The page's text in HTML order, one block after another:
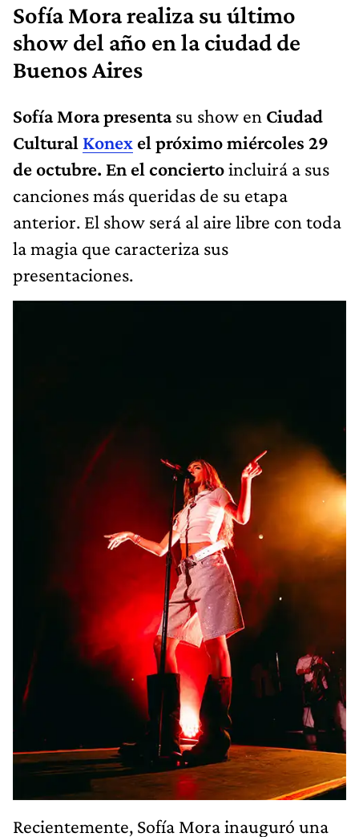
Sofía Mora realiza su último
show del año en la ciudad de
Buenos Aires
Sofía Mora presentasu show en Ciudad
Cultural Konex el próximo miércoles 29
de octubre. En el conciertoincluirá a sus
canciones más queridas de su etapa
anterior. El show será al aire libre con toda
la magia que caracteriza sus
presentaciones.
Recientemente, Sofía Mora inauguró una